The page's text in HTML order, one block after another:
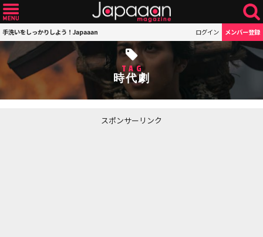
手洗いをしっかりしよう！Japaaan ログイン メンバー登録
TAG
時代劇
スポンサーリンク